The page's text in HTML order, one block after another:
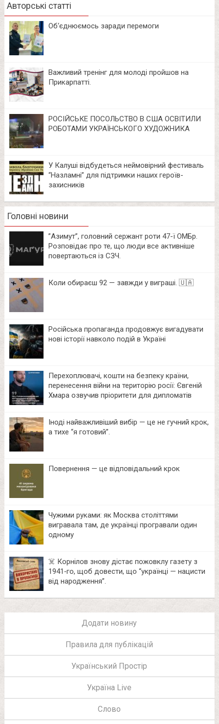
Авторські статті
Об‘єднюємось заради перемоги
Важливий тренінг для молоді пройшов на
Прикарпатті.
РОСІЙСЬКЕ ПОСОЛЬСТВО В США ОСВІТИЛИ
РОБОТАМИ УКРАЇНСЬКОГО ХУДОЖНИКА
У Калуші відбудеться неймовірний фестиваль
“Назламні” для підтримки наших героїв-
захисників
Головні новини
⁨”Азимут”, головний сержант роти 47-ї ОМБр.
Розповідає про те, що люди все активніше
повертаються із СЗЧ.
Коли обираєш 92 — завжди у виграші. 🇺🇦
Російська пропаганда продовжує вигадувати
нові історії навколо подій в Україні
Перехоплювачі, кошти на безпеку країни,
перенесення війни на територію росії: Євгеній
Хмара озвучив пріоритети для дипломатів
Іноді найважливіший вибір — це не гучний крок,
а тихе “я готовий”.
Повернення — це відповідальний крок
Чужими руками: як Москва століттями
вигравала там, де українці програвали один
одному
☠️ Корнілов знову дістає пожовклу газету з
1941‑го, щоб довести, що “українці — нацисти
від народження”.
Додати новину
Правила для публікацій
Український Простір
Україна Live
Слово